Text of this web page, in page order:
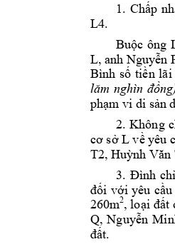
1. Chấp
L4.
Buộc ông
L, anh Nguyễn
Bình số tiền lãi
  
phạm vi di sản
2. Không
cơ sở L về yêu c
T2, Huỳnh Văn
3. Đình chỉ
đối với yêu cầu
260m2, loại đất
Q, Nguyễn Mi
đất.